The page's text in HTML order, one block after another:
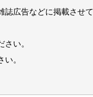
誌広告などに掲載させて
い。
い。